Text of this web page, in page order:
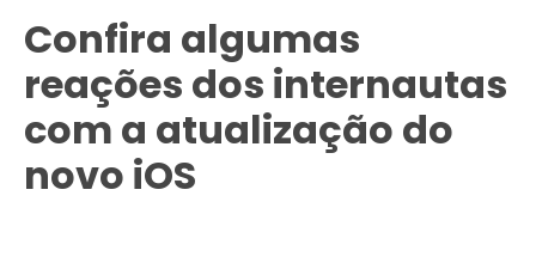
Confira algumas
reações dos internautas
com a atualização do
novo iOS